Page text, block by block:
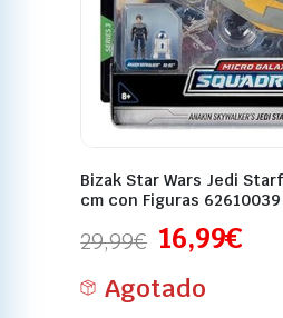
Bizak Star Wars Jedi
cm con Figuras
29,99€ 16,99€
Agotado